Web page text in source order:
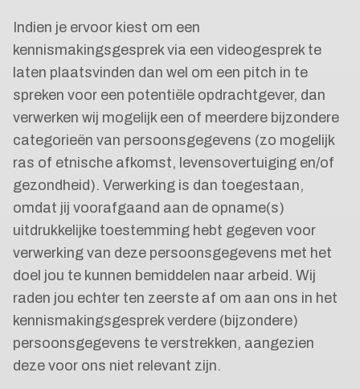
Indien je ervoor kiest om een
kennismakingsgesprek via een videogesprek te
laten plaatsvinden dan wel om een pitch in te
spreken voor een potentiële opdrachtgever, dan
verwerken wij mogelijk een of meerdere bijzondere
categorieën van persoonsgegevens (zo mogelijk
ras of etnische afkomst, levensovertuiging en/of
gezondheid). Verwerking is dan toegestaan,
omdat jij voorafgaand aan de opname(s)
uitdrukkelijke toestemming hebt gegeven voor
verwerking van deze persoonsgegevens met het
doel jou te kunnen bemiddelen naar arbeid. Wij
raden jou echter ten zeerste af om aan ons in het
kennismakingsgesprek verdere (bijzondere)
persoonsgegevens te verstrekken, aangezien
deze voor ons niet relevant zijn.